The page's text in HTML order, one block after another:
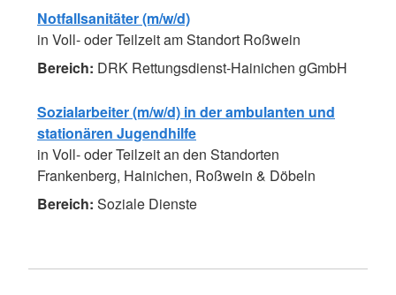
Notfallsanitäter (m/w/d)
in Voll- oder Teilzeit am Standort Roßwein
DRK Rettungsdienst-Hainichen gGmbH
Sozialarbeiter (m/w/d) in der ambulanten und
stationären Jugendhilfe
in Voll- oder Teilzeit an den Standorten
Frankenberg, Hainichen, Roßwein & Döbeln
Soziale Dienste